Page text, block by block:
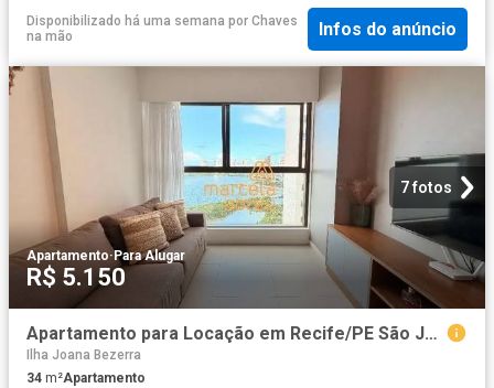
Disponibilizado há uma semana por Chaves
na mão
Infos do anúncio
7 fotos
Apartamento· Para Alugar
R$ 5.150
Apartamento para Locação em Recife/PE São José
Ilha Joana Bezerra
34 m²Apartamento